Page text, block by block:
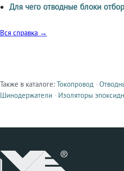
Для чего отводные блоки
Вся справка →
Смежные продукты
Также в каталоге: Токопровод ·
Шинодержатели · Изоляторы